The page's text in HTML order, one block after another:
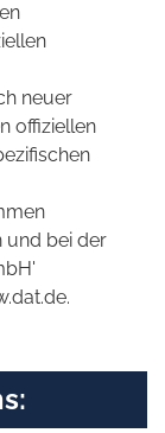
neuer
offiziellen
und bei der